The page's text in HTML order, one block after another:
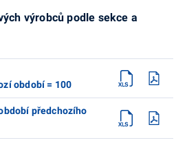
výrobců podle sekce a
období = 100
předchozího